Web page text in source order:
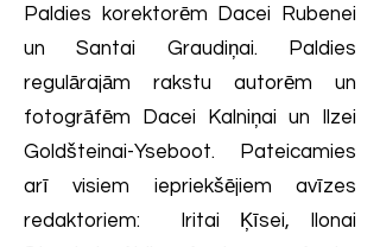
Paldies korektorēm Dacei Rubenei
un Santai Graudiņai. Paldies
regulārajām rakstu autorēm un
fotogrāfēm Dacei Kalniņai un Ilzei
Goldšteinai-Yseboot. Pateicamies
arī visiem iepriekšējiem avīzes
redaktoriem: Iritai Ķīsei, Ilonai